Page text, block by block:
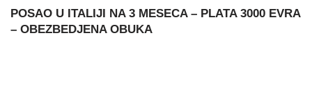
POSAO U ITALIJI NA 3 MESECA – PLATA 3000 EVRA
– OBEZBEDJENA OBUKA